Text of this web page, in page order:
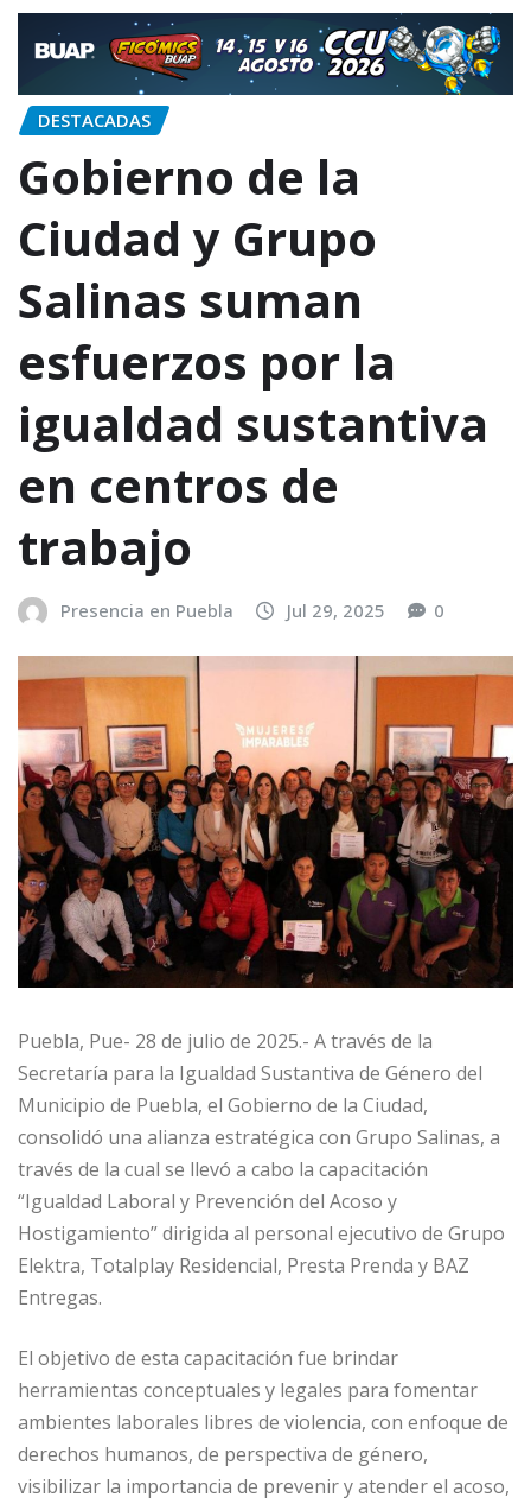
DESTACADAS
Gobierno de la
Ciudad y Grupo
Salinas suman
esfuerzos por la
igualdad sustantiva
en centros de
trabajo
Presencia en Puebla Jul 29, 2025 0
Puebla, Pue- 28 de julio de 2025.- A través de la
Secretaría para la Igualdad Sustantiva de Género del
Municipio de Puebla, el Gobierno de la Ciudad,
consolidó una alianza estratégica con Grupo Salinas, a
través de la cual se llevó a cabo la capacitación
“Igualdad Laboral y Prevención del Acoso y
Hostigamiento” dirigida al personal ejecutivo de Grupo
Elektra, Totalplay Residencial, Presta Prenda y BAZ
Entregas.
El objetivo de esta capacitación fue brindar
herramientas conceptuales y legales para fomentar
ambientes laborales libres de violencia, con enfoque de
derechos humanos, de perspectiva de género,
visibilizar la importancia de prevenir y atender el acoso,